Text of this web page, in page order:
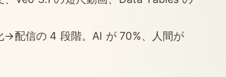
配信の 4 段階。AI が 70%、人間が